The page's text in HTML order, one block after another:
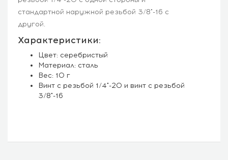
стандартной наружной резьбой 3/8"-16 с
другой.
Характеристики:
Цвет: серебристый
Материал: сталь
Вес: 10 г
Винт с резьбой 1/4"-20 и винт с резьбой
3/8"-16